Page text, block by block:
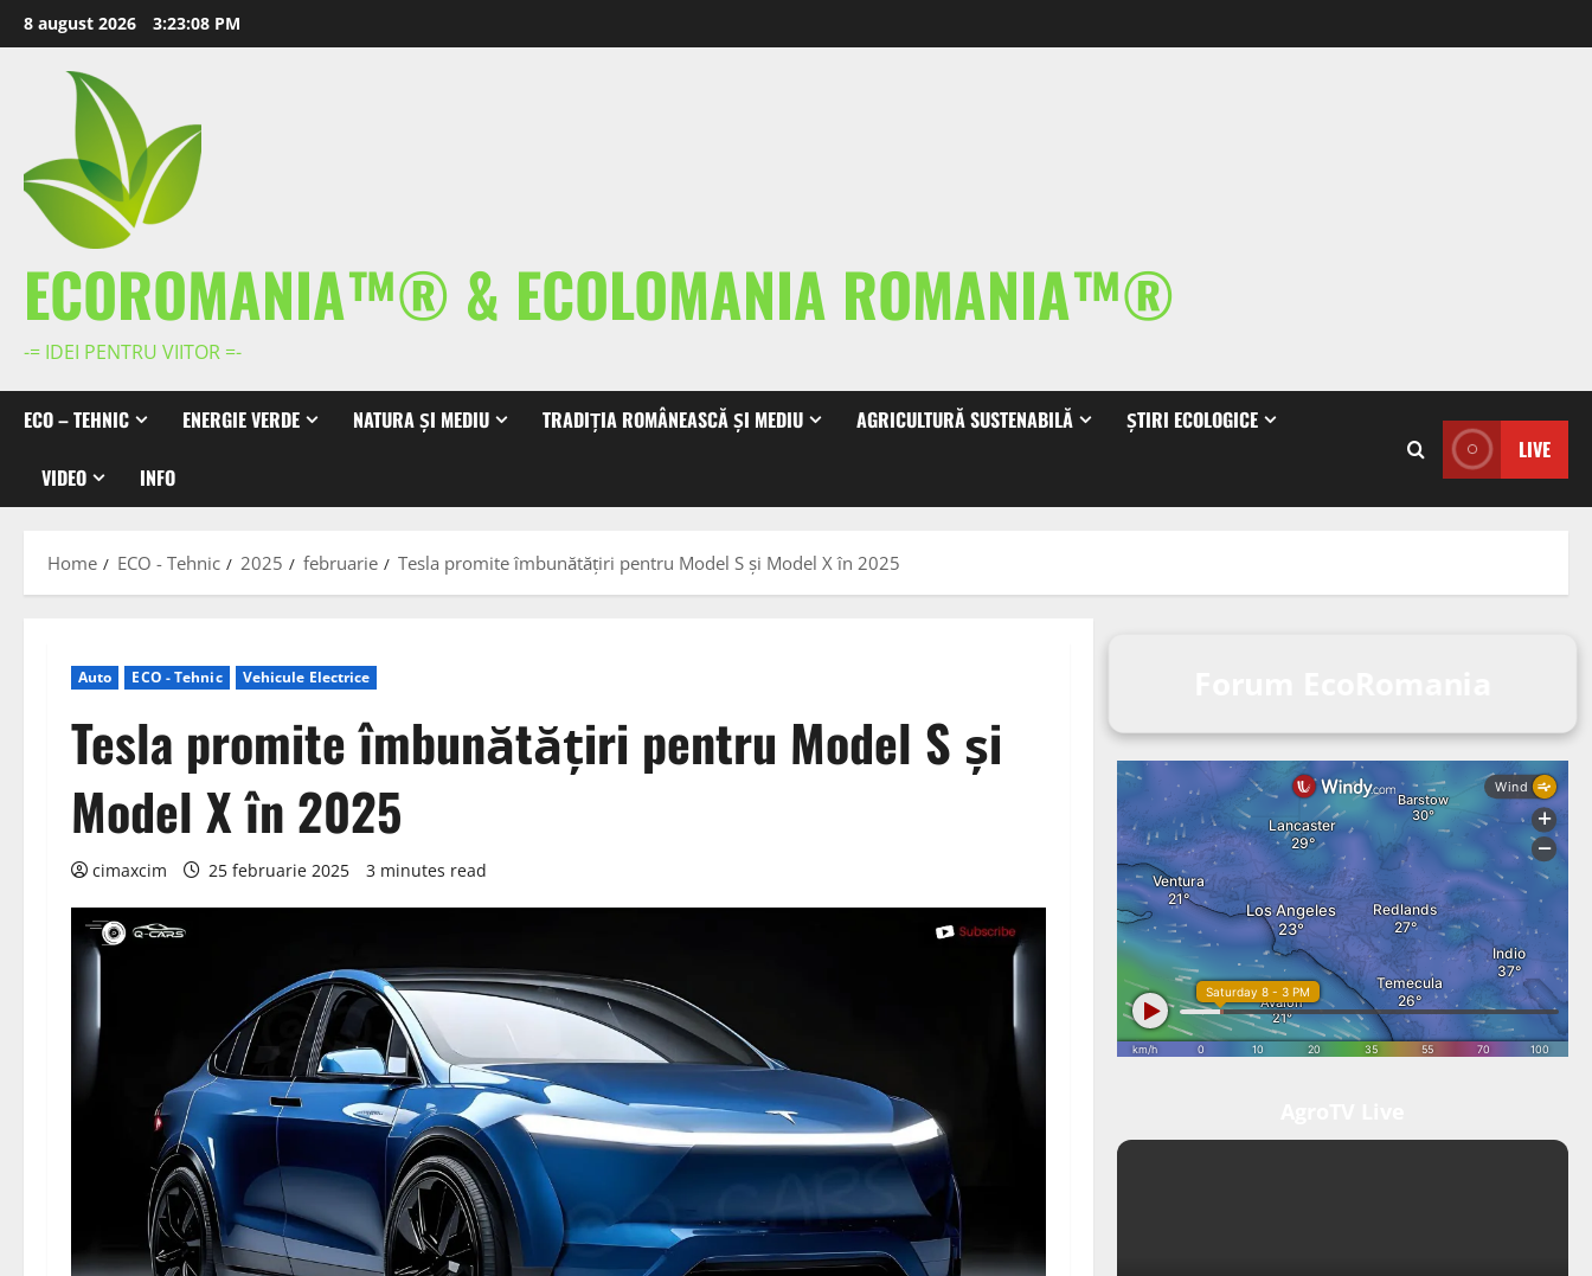
Skip
to
content
8 august 2026 3:23:09 PM
ECOROMANIA™® & ECOLOMANIA ROMANIA™®
-= IDEI PENTRU VIITOR =-
ECO – TEHNIC ENERGIE VERDE NATURA ȘI MEDIU TRADIȚIA ROMÂNEASCĂ ȘI MEDIU AGRICULTURĂ SUSTENABILĂ ȘTIRI ECOLOGICE
VIDEO INFO
LIVE
Home ECO - Tehnic 2025 februarie Tesla promite îmbunătățiri pentru Model S și Model X în 2025
Auto ECO - Tehnic Vehicule Electrice
Tesla promite îmbunătățiri pentru Model S și
Model X în 2025
cimaxcim 25 februarie 2025 3 minutes read